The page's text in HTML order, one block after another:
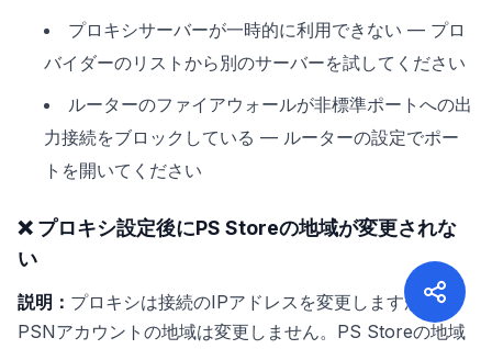
プロキシサーバーが一時的に利用できない — プロ
バイダーのリストから別のサーバーを試してください
ルーターのファイアウォールが非標準ポートへの出
力接続をブロックしている — ルーターの設定でポー
トを開いてください
❌ プロキシ設定後にPS Storeの地域が変更されな
い
説明： プロキシは接続のIPアドレスを変更しますが、
PSNアカウントの地域は変更しません。PS Storeの地域